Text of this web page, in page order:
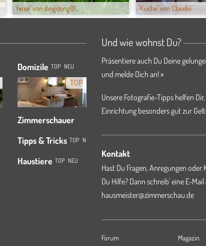
'hexe' von dingdong01... 'Küche' von Claudiii
Domizile TOP NEU
TOP
Zimmerschauer
Tipps & Tricks TOP NEU
Haustiere TOP NEU
Und wie wohnst Du?
Präsentiere auch Du Deine
und melde Dich an! »
Unsere Fotografie-Tipps helfen
Einrichtung besonders gut zur
Kontakt
Hast Du Fragen, Anregungen oder
Du Hilfe? Dann schreib' eine E-Mail
hausmeister@zimmerschau.de
Forum Magazin